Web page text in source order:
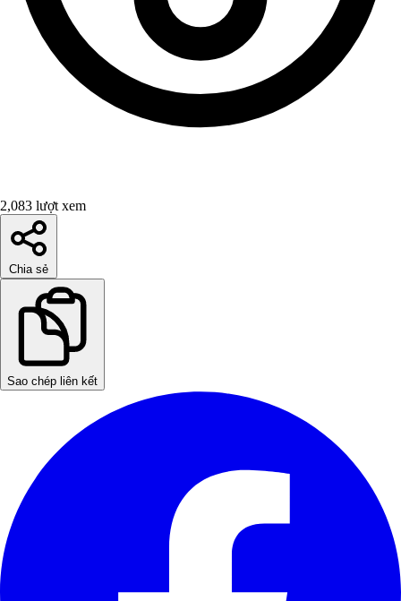
2,083 lượt xem
Chia sẻ
Sao chép liên kết